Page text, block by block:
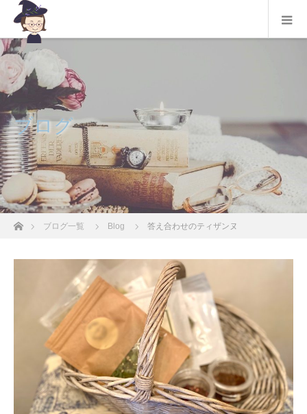
ブログ
ホームブログ一覧 Blog 答え合わせのティザンヌ